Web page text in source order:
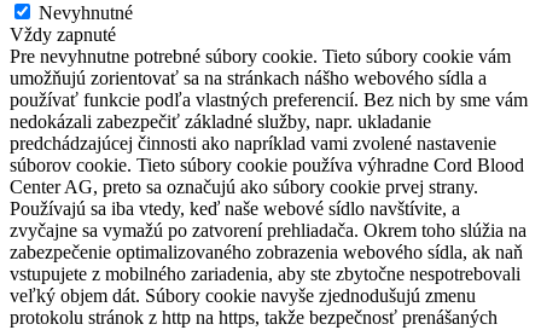
Nevyhnutné
Vždy zapnuté
Pre nevyhnutne potrebné súbory cookie. Tieto súbory cookie vám
umožňujú zorientovať sa na stránkach nášho webového sídla a
používať funkcie podľa vlastných preferencií. Bez nich by sme vám
nedokázali zabezpečiť základné služby, napr. ukladanie
predchádzajúcej činnosti ako napríklad vami zvolené nastavenie
súborov cookie. Tieto súbory cookie používa výhradne Cord Blood
Center AG, preto sa označujú ako súbory cookie prvej strany.
Používajú sa iba vtedy, keď naše webové sídlo navštívite, a
zvyčajne sa vymažú po zatvorení prehliadača. Okrem toho slúžia na
zabezpečenie optimalizovaného zobrazenia webového sídla, ak naň
vstupujete z mobilného zariadenia, aby ste zbytočne nespotrebovali
veľký objem dát. Súbory cookie navyše zjednodušujú zmenu
protokolu stránok z http na https, takže bezpečnosť prenášaných